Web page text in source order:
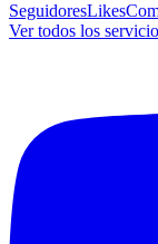
SeguidoresLikes
Ver todos los